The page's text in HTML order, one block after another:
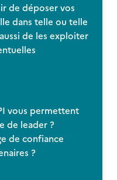
de déposer vos
dans telle ou telle
de les exploiter
vous permettent
de leader ?
de confiance
?